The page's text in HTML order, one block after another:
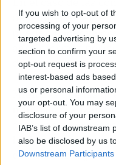
If you wish to opt-out of
processing of your
targeted advertising by
section to confirm your
opt-out request is
interest-based ads
us or personal
your opt-out. You may
disclosure of your
IAB’s list of
also be disclosed by us
Downstream Participants
desempeñan en el
pueden hacer
agroinformes
drones.
Mientras que las
minería, realizan
canteras y
incluyen sondeos,
escombreras y